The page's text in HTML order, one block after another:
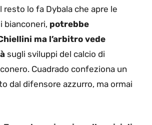
resto lo fa Dybala che apre le
bianconeri, potrebbe
ma l’arbitro vede
sugli sviluppi del calcio di
Cuadrado confeziona un
dal difensore azzurro, ma ormai